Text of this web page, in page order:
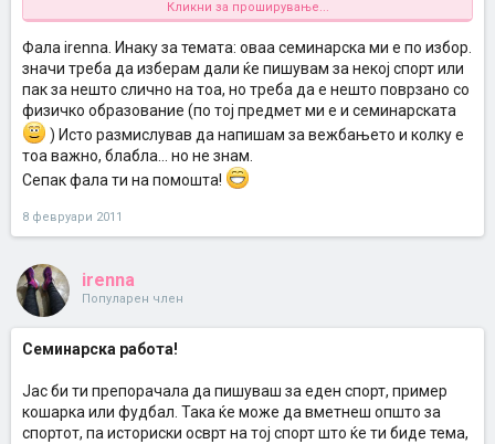
Јас ти препорачувам да ја укоричиш и на првата страна да
вметнеш некоја слика во врска со темата, да делува педантно,
сепак првиот впечлаток игра голема улога, не секогаш
професорот детално ја чита семинарската, обично само ја
разгледуваат.
Ако користиш литература од интернет не и прави copy-paste туку
прераскажи ја, се приметува кога е целосно преземена од нет.
Ставај многу цитати, извадоци или пасоси со преземени
истражувања , ама обавезно во наводници и ќе наведеш од каде
ти се преземени.
резимираш што си истражувала, како си стигнала до крајот и во
две-три реченици ќе го напишеш заклучокот.
можеме повеќе да ти помогнеме.
Кликни за проширување...
Фала irenna. Инаку за темата: оваа семинарска ми е по избор.
значи треба да изберам дали ќе пишувам за некој спорт или
пак за нешто слично на тоа, но треба да е нешто поврзано со
физичко образование (по тој предмет ми е и семинарската
) Исто размислував да напишам за вежбањето и колку е
тоа важно, блабла... но не знам.
Сепак фала ти на помошта!
8 февруари 2011
irenna
Популарен член
Семинарска работа!
Јас би ти препорачала да пишуваш за еден спорт, пример
кошарка или фудбал. Така ќе може да вметнеш општо за
спортот, па историски осврт на тој спорт што ќе ти биде тема,